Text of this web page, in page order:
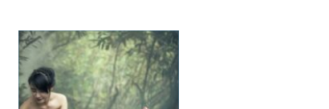
rejsemål for
eventyrlystne rejsende.
Med sin blændende
skønhed, fascinerende